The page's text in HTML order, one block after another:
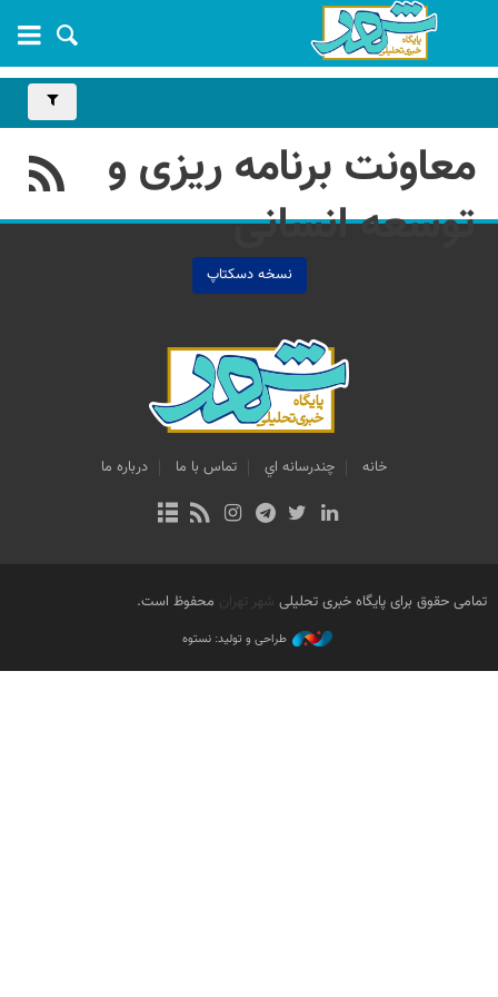
معاونت برنامه ریزی و
توسعه انسانی
نسخه دسکتاپ
خانه چندرسانه اي تماس با ما درباره ما
تمامی حقوق برای پایگاه خبری تحلیلی شهر تهران محفوظ است.
طراحی و تولید: نستوه